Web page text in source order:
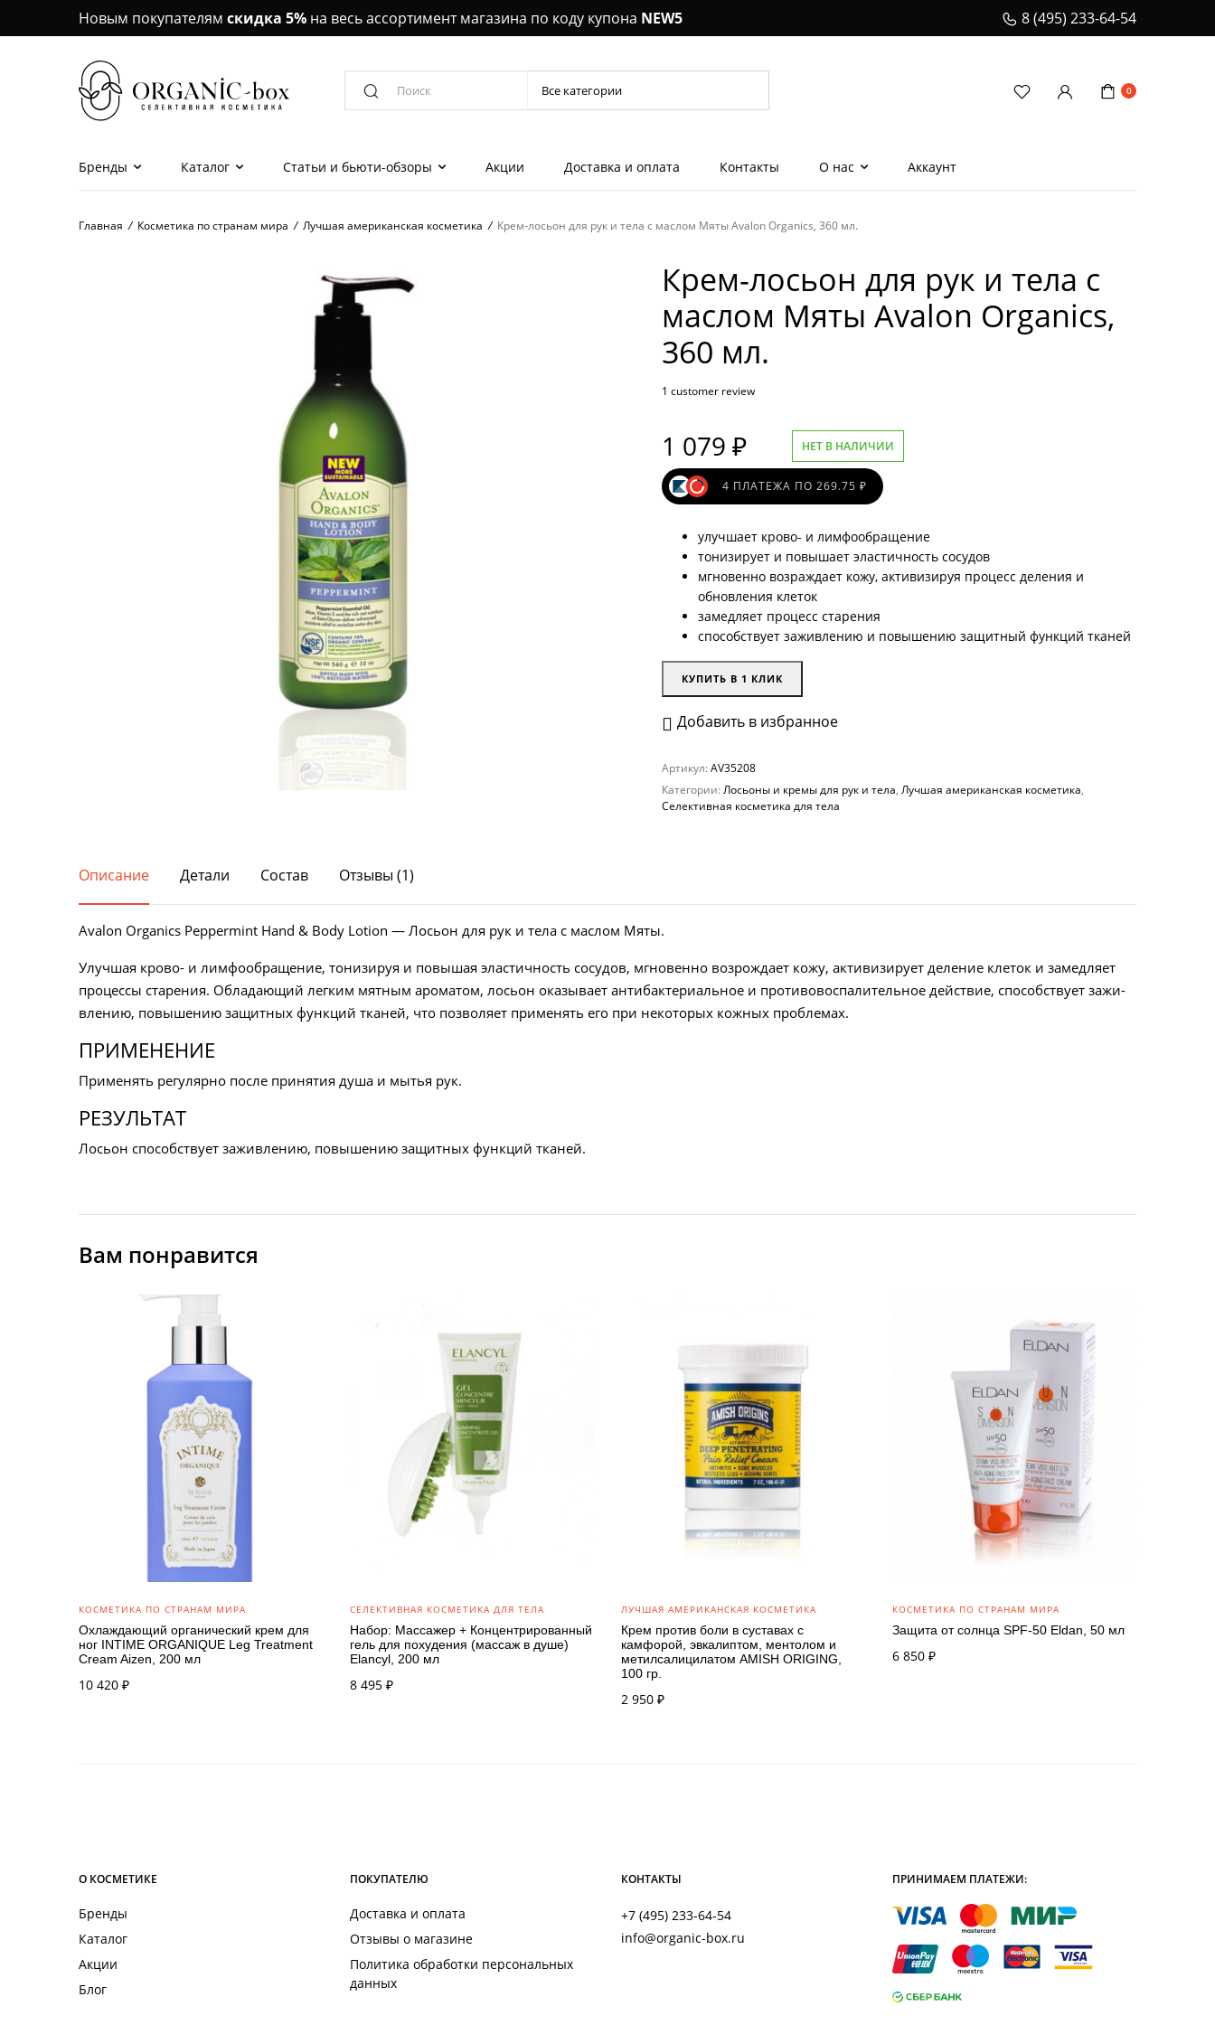
Новым покупателям скидка 5% на весь ассортимент магазина по коду купона NEW5 8 (495) 233-64-54
0
Бренды Каталог
Маски для лица, шеи, декольте
Кремы, эссенции, эмульсии для
лица
для лица
Кремы, сыворотки, гели для глаз
Патчи для глаз
Солнцезащитные средства
Снятие макияжа и очищение
Скрабы для лица
Пилинги для кожи
Тоники и тонеры
Кушоны, пудры, ВВ, ССС, ВВ кремы
Шампуни
Кондиционеры
Уход за телом
Профессиональная косметика
КОРЕЯ
АМЕРИКА
ИЗРАИЛЬ
ШВЕЙЦАРИЯ
Статьи и бьюти-обзоры Акции Доставка и оплата Контакты О нас Аккаунт
Главная / Косметика по странам мира / Лучшая американская косметика / Крем-лосьон для рук и тела с маслом Мяты Avalon Organics, 360 мл.
Крем-лосьон для рук и тела с
маслом Мяты Avalon Organics,
360 мл.
1 customer review
1 079 ₽ НЕТ В НАЛИЧИИ
4 ПЛАТЕЖА ПО 269.75 ₽
улучшает крово- и лимфообращение
тонизирует и повышает эластичность сосудов
мгновенно возраждает кожу, активизируя процесс деления и
обновления клеток
замедляет процесс старения
способствует заживлению и повышению защитный функций тканей
КУПИТЬ В 1 КЛИК
Добавить в избранное
Артикул:AV35208
Категории:Лосьоны и кремы для рук и тела, Лучшая американская косметика,
Селективная косметика для тела
Описание Детали Состав Отзывы (1)
Avalon Organics Peppermint Hand & Body Lotion — Лосьон для рук и тела с маслом Мяты.
Улу­чшая крово- и лимфообращение, тонизируя и повышая эла­стичность сосудов, мгновенно возрождает кожу, акти­визирует деление клеток и замедляет
проце­ссы старения. Обладающий легким мятным аро­матом, лосьон оказывает антибактериальное и про­тивовоспалительное действие, способствует зажи­
влению, повышению защитных функций тканей, что позво­ляет применять его при некоторых кожных проблемах.
ПРИМЕНЕНИЕ
Применять регулярно после принятия душа и мытья рук.
РЕЗУЛЬТАТ
Лосьон способствует заживлению, повышению защитных функций тканей.
Вам понравится
КОСМЕТИКА ПО СТРАНАМ МИРА
Охлаждающий органический крем для
ног INTIME ORGANIQUE Leg Treatment
Cream Aizen, 200 мл
10 420 ₽
СЕЛЕКТИВНАЯ КОСМЕТИКА ДЛЯ ТЕЛА
Набор: Массажер + Концентрированный
гель для похудения (массаж в душе)
Elancyl, 200 мл
8 495 ₽
ЛУЧШАЯ АМЕРИКАНСКАЯ КОСМЕТИКА
Крем против боли в суставах с
камфорой, эвкалиптом, ментолом и
метилсалицилатом AMISH ORIGING,
100 гр.
2 950 ₽
КОСМЕТИКА ПО СТРАНАМ МИРА
Защита от солнца SPF-50 Eldan, 50 мл
6 850 ₽
О КОСМЕТИКЕ
Бренды
Каталог
Акции
Блог
ПОКУПАТЕЛЮ
Доставка и оплата
Отзывы о магазине
Политика обработки персональных
данных
КОНТАКТЫ
+7 (495) 233-64-54
info@organic-box.ru
ПРИНИМАЕМ ПЛАТЕЖИ: